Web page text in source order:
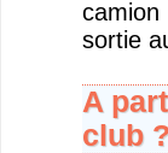
sortie
A
club